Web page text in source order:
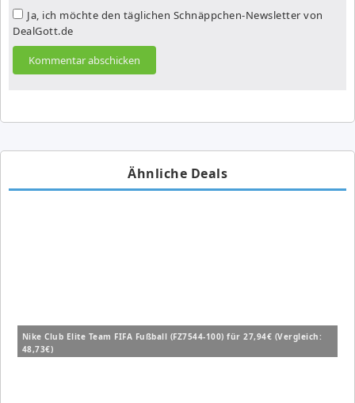
Ja, ich möchte den täglichen Schnäppchen-Newsletter von
DealGott.de
Ähnliche Deals
Nike Club Elite Team FIFA Fußball (FZ7544-100) für 27,94€ (Vergleich:
48,73€)